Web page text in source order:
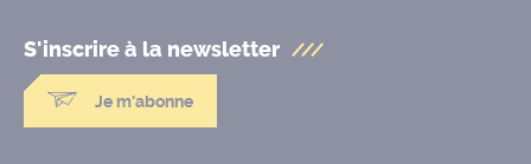
S'inscrire à la newsletter
Je m'abonne